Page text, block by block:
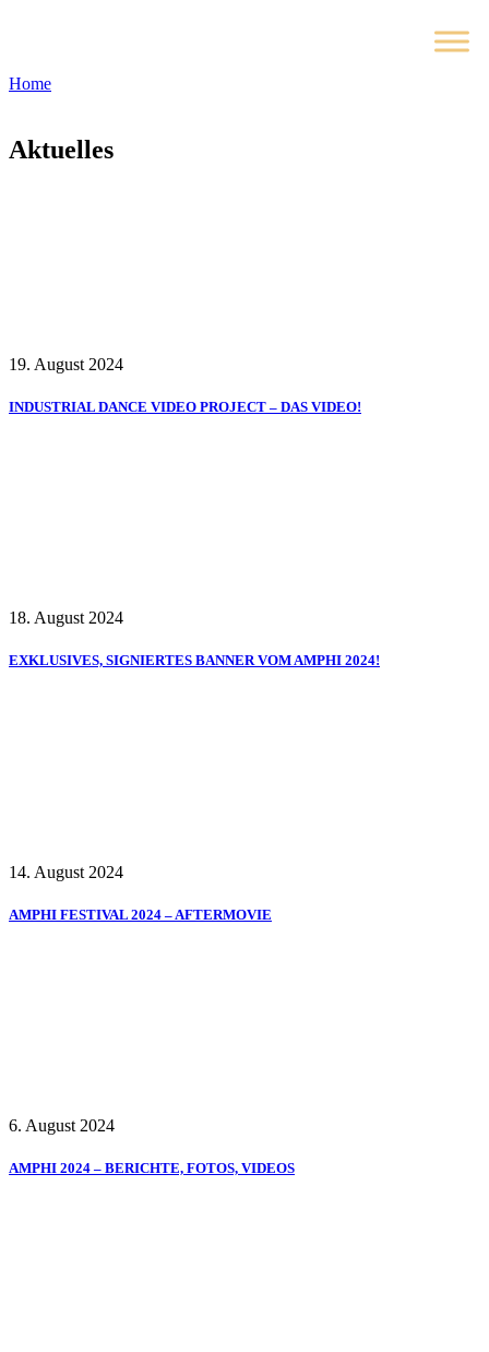
Home
Aktuelles
19. August 2024
INDUSTRIAL DANCE VIDEO PROJECT – DAS VIDEO!
18. August 2024
EXKLUSIVES, SIGNIERTES BANNER VOM AMPHI 2024!
14. August 2024
AMPHI FESTIVAL 2024 – AFTERMOVIE
6. August 2024
AMPHI 2024 – BERICHTE, FOTOS, VIDEOS